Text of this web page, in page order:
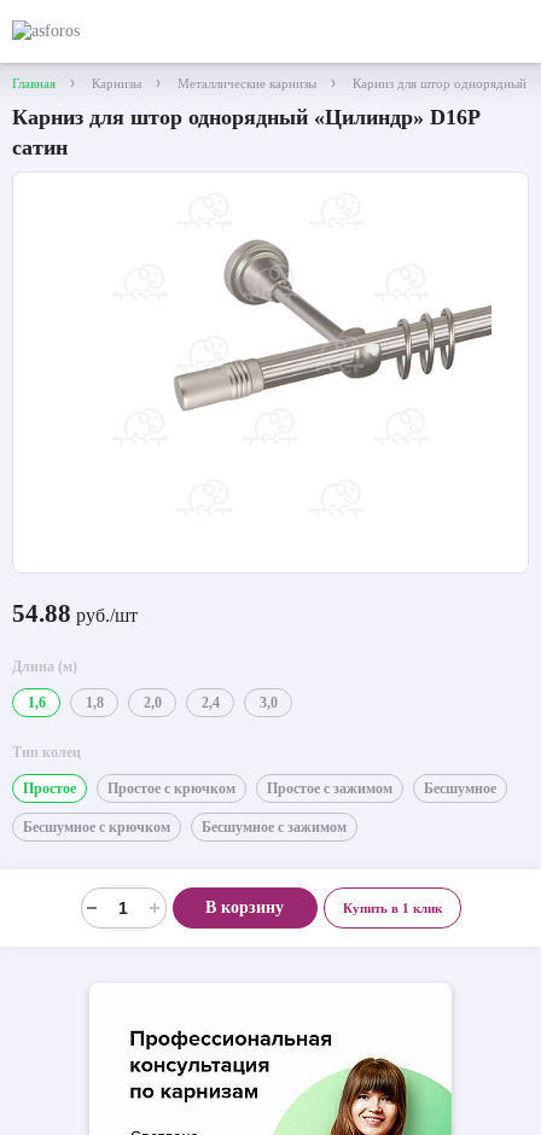
Главная Карнизы Металлические карнизы Карниз для штор однорядный
Карниз для штор однорядный «Цилиндр» D16Р
сатин
54.88 руб./шт
Длина (м)
1,6 1,8 2,0 2,4 3,0
Тип колец
Простое Простое с крючком Простое с зажимом Бесшумное
Бесшумное с крючком Бесшумное с зажимом
В корзину Купить в 1 клик